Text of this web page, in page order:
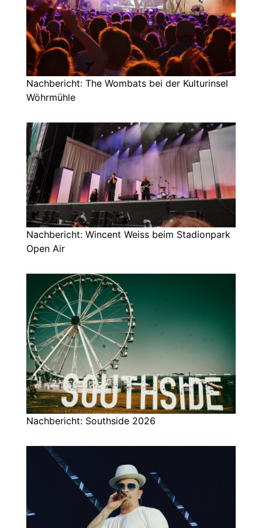
Nachbericht: The Wombats bei der Kulturinsel
Wöhrmühle
Nachbericht: Wincent Weiss beim Stadionpark
Open Air
Nachbericht: Southside 2026